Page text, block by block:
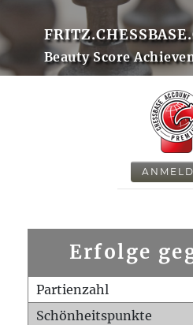
Beauty Score
Erfolge
Partienzahl
Schönheitspunkte